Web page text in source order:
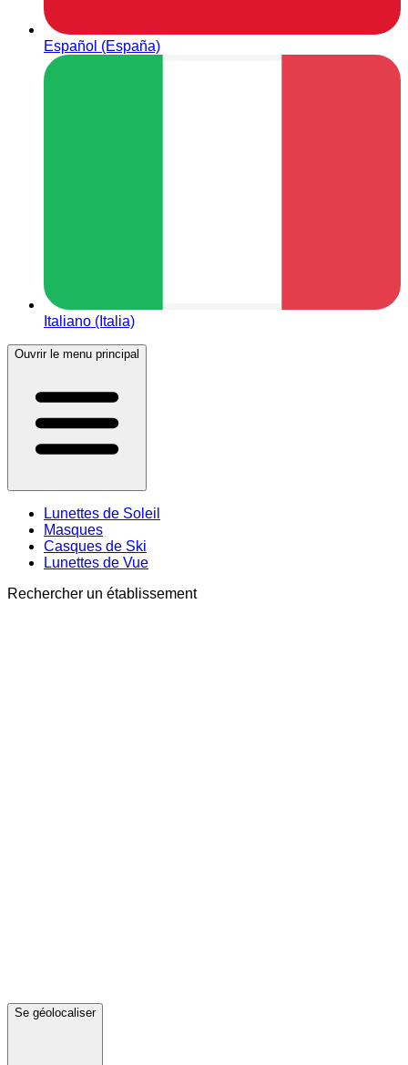
Español (España)
Italiano (Italia)
Ouvrir le menu principal
Lunettes de Soleil
Masques
Casques de Ski
Lunettes de Vue
Rechercher un établissement
Se géolocaliser